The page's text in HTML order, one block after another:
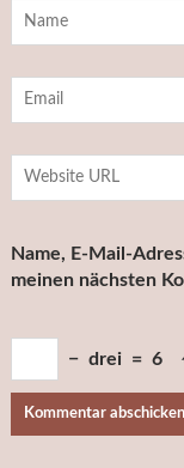
Name, E-Mail-
meinen nächsten
− drei = 6